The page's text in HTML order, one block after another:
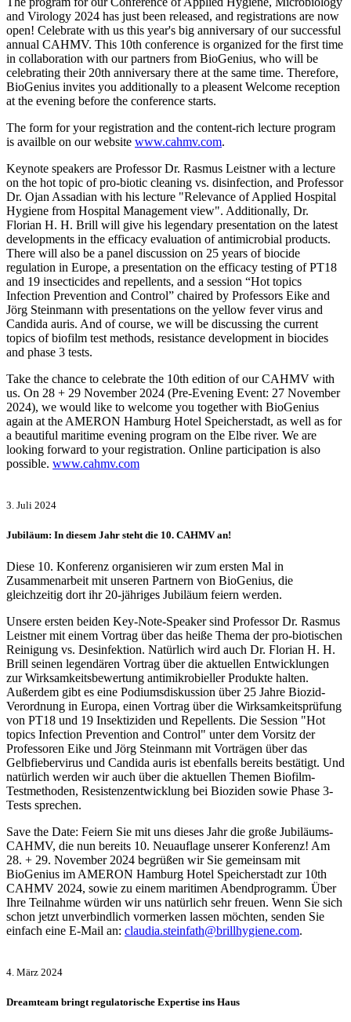
and Virology 2024 has just been released, and registrations are now
open! Celebrate with us this year's big anniversary of our successful
annual CAHMV. This 10th conference is organized for the first time
in collaboration with our partners from BioGenius, who will be
celebrating their 20th anniversary there at the same time. Therefore,
BioGenius invites you additionally to a pleasent Welcome reception
at the evening before the conference starts.
The form for your registration and the content-rich lecture program
is availble on our website www.cahmv.com.
Keynote speakers are Professor Dr. Rasmus Leistner with a lecture
on the hot topic of pro-biotic cleaning vs. disinfection, and Professor
Dr. Ojan Assadian with his lecture "Relevance of Applied Hospital
Hygiene from Hospital Management view". Additionally, Dr.
Florian H. H. Brill will give his legendary presentation on the latest
developments in the efficacy evaluation of antimicrobial products.
There will also be a panel discussion on 25 years of biocide
regulation in Europe, a presentation on the efficacy testing of PT18
and 19 insecticides and repellents, and a session “Hot topics
Infection Prevention and Control” chaired by Professors Eike and
Jörg Steinmann with presentations on the yellow fever virus and
Candida auris. And of course, we will be discussing the current
topics of biofilm test methods, resistance development in biocides
and phase 3 tests.
Take the chance to celebrate the 10th edition of our CAHMV with
us. On 28 + 29 November 2024 (Pre-Evening Event: 27 November
2024), we would like to welcome you together with BioGenius
again at the AMERON Hamburg Hotel Speicherstadt, as well as for
a beautiful maritime evening program on the Elbe river. We are
looking forward to your registration. Online participation is also
possible. www.cahmv.com
3. Juli 2024
Jubiläum: In diesem Jahr steht die 10. CAHMV an!
Diese 10. Konferenz organisieren wir zum ersten Mal in
Zusammenarbeit mit unseren Partnern von BioGenius, die
gleichzeitig dort ihr 20-jähriges Jubiläum feiern werden.
Unsere ersten beiden Key-Note-Speaker sind Professor Dr. Rasmus
Leistner mit einem Vortrag über das heiße Thema der pro-biotischen
Reinigung vs. Desinfektion. Natürlich wird auch Dr. Florian H. H.
Brill seinen legendären Vortrag über die aktuellen Entwicklungen
zur Wirksamkeitsbewertung antimikrobieller Produkte halten.
Außerdem gibt es eine Podiumsdiskussion über 25 Jahre Biozid-
Verordnung in Europa, einen Vortrag über die Wirksamkeitsprüfung
von PT18 und 19 Insektiziden und Repellents. Die Session "Hot
topics Infection Prevention and Control" unter dem Vorsitz der
Professoren Eike und Jörg Steinmann mit Vorträgen über das
Gelbfiebervirus und Candida auris ist ebenfalls bereits bestätigt. Und
natürlich werden wir auch über die aktuellen Themen Biofilm-
Testmethoden, Resistenzentwicklung bei Bioziden sowie Phase 3-
Tests sprechen.
Save the Date: Feiern Sie mit uns dieses Jahr die große Jubiläums-
CAHMV, die nun bereits 10. Neuauflage unserer Konferenz! Am
28. + 29. November 2024 begrüßen wir Sie gemeinsam mit
BioGenius im AMERON Hamburg Hotel Speicherstadt zur 10th
CAHMV 2024, sowie zu einem maritimen Abendprogramm. Über
Ihre Teilnahme würden wir uns natürlich sehr freuen. Wenn Sie sich
schon jetzt unverbindlich vormerken lassen möchten, senden Sie
einfach eine E-Mail an: claudia.steinfath@brillhygiene.com.
4. März 2024
Dreamteam bringt regulatorische Expertise ins Haus